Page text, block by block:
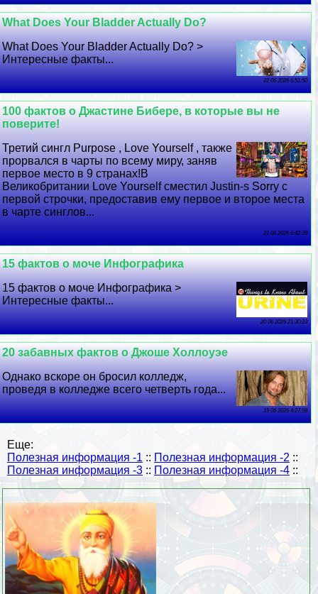
What Does Your Bladder Actually Do?
What Does Your Bladder Actually Do? >
Интересные факты...
22 06 2026 6:51:50
100 фактов о Джастине Бибере, в которые вы не
поверите!
Третий сингл Purpose , Love Yourself , также
прорвался в чарты по всему миру, заняв
первое место в 9 странах!В
Великобритании Love Yourself сместил Justin-s Sorry с
первой строчки, предоставив ему первое и второе места
в чарте синглов...
21 06 2026 6:42:39
15 фактов о моче Инфографика
15 фактов о моче Инфографика >
Интересные факты...
20 06 2026 21:30:23
20 забавных фактов о Джоше Холлоуэе
Однако вскоре он бросил колледж,
проведя в колледже всего четверть года...
19 06 2026 4:27:59
Еще:
Полезная информация -1 :: Полезная информация -2 ::
Полезная информация -3 :: Полезная информация -4 ::